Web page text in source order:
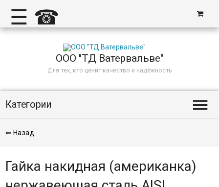
☰ ☎
ООО "ТД Ватервальве"
Для тех, кто ценит качество и надёжность
Категории 
⇐ Назад
Гайка накидная (американка)